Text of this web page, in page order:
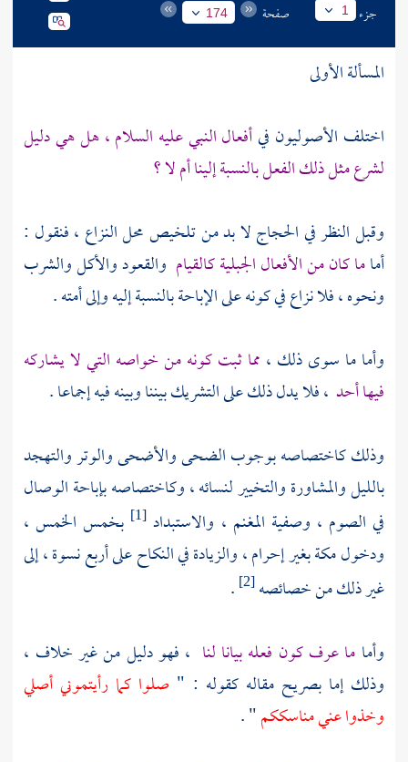
جزء 1 صفحة 174
المسألة الأولى
اختلف الأصوليون فيأفعال النبي عليه السلام ، هل هي دليل
لشرع مثل ذلك الفعل بالنسبة إلينا أم لا ؟
وقبل النظر في الحجاج لا بد من تلخيص محل النزاع ، فنقول :
أماما كان من الأفعال الجبلية كالقيام والقعود والأكل والشرب
ونحوه ، فلا نزاع في كونه على الإباحة بالنسبة إليه وإلى أمته .
وأما ما سوى ذلك ، مما ثبت كونه من خواصه التي لا يشاركه
فيها أحد ، فلا يدل ذلك على التشريك بيننا وبينه فيه إجماعا .
وذلك كاختصاصه بوجوب الضحى والأضحى والوتر والتهجد
بالليل والمشاورة والتخيير لنسائه ، وكاختصاصه بإباحة الوصال
في الصوم ، وصفية المغنم ، والاستبداد [1]
بخمس الخمس ،
ودخولمكةبغير إحرام ، والزيادة في النكاح على أربع نسوة ، إلى
غير ذلك من خصائصه[2]
.
وأما ما عرف كون فعله بيانا لنا ، فهو دليل من غير خلاف ،
وذلك إما بصريح مقاله كقوله : " صلوا كما رأيتموني أصلي
وخذوا عني مناسككم" .